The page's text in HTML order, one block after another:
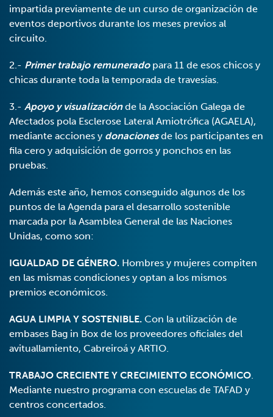
impartida previamente de un curso de organización de
eventos deportivos durante los meses previos al
circuito.
2.- Primer trabajo remuneradopara 11 de esos chicos y
chicas durante toda la temporada de travesías.
3.- Apoyo y visualizaciónde la Asociación Galega de
Afectados pola Esclerose Lateral Amiotrófica (AGAELA),
mediante acciones y donacionesde los participantes en
fila cero y adquisición de gorros y ponchos en las
pruebas.
Además este año, hemos conseguido algunos de los
puntos de la Agenda para el desarrollo sostenible
marcada por la Asamblea General de las Naciones
Unidas, como son:
IGUALDAD DE GÉNERO. Hombres y mujeres compiten
en las mismas condiciones y optan a los mismos
premios económicos.
AGUA LIMPIA Y SOSTENIBLE. Con la utilización de
embases Bag in Box de los proveedores oficiales del
avituallamiento, Cabreiroá y ARTIO.
TRABAJO CRECIENTE Y CRECIMIENTO ECONÓMICO
Mediante nuestro programa con escuelas de TAFAD y
centros concertados.